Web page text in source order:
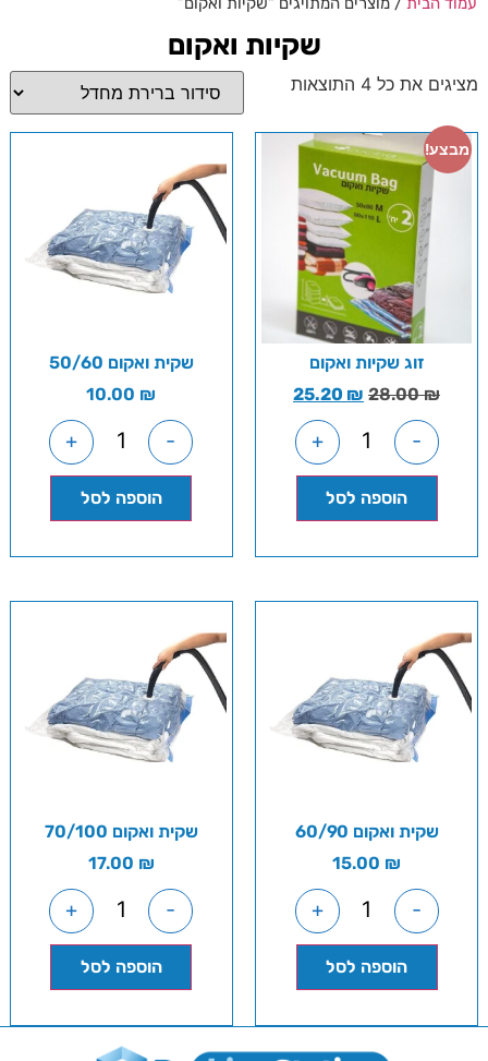
שקיות ואקום
מציגים את כל ⁦4⁩ התוצאות
מבצע!
זוג שקיות ואקום
28.00₪
25.20 ₪
-
+
הוספה לסל
שקית ואקום 50/60
10.00 ₪
-
+
הוספה לסל
שקית ואקום 60/90
15.00 ₪
-
+
הוספה לסל
שקית ואקום 70/100
17.00 ₪
-
+
הוספה לסל